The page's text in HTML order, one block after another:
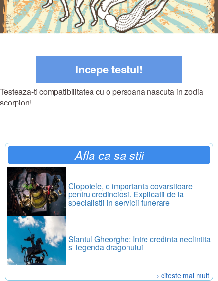
Incepe testul!
Testeaza-ti compatibilitatea cu o persoana nascuta in zodia
scorpion!
Afla ca sa stii
Clopotele, o importanta covarsitoare
pentru credinciosi. Explicatii de la
specialistii in servicii funerare
Sfantul Gheorghe: Intre credinta neclintita
si legenda dragonului
› citeste mai mult